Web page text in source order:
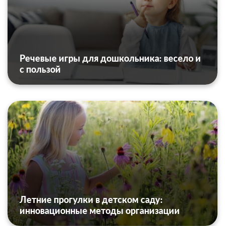
Речевые игры для дошкольника: весело и
с пользой
Летние прогулки в детском саду:
инновационные методы организации